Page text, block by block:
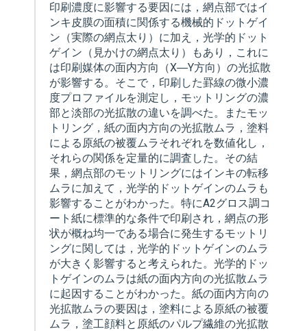
印刷濃度に影響する要因には，網点部ではイ
ンキ皮膜の面積に関係する機械的ドットゲイ
ン（実際の網点太り）に加え，光学的ドット
ゲイン（見かけの網点太り）もあり，これに
は印刷媒体の面内方向（X―Y方向）の光拡散
が影響する。そこで，印刷した罫線の微小濃
度プロファイルを測定し，モットリングの濃
部と淡部の光拡散の違いを調べた。またモッ
トリング，紙の面内方向の光拡散ムラ，塗料
による原紙の被覆ムラそれぞれを数値化し，
それらの関係を定量的に調査した。その結
果，網点部のモットリングにはインキの転移
ムラに加えて，光学的ドットゲインのムラも
影響することがわかった。特にA2グロス調コ
ート紙に標準的な条件で印刷され，網点の形
状が概ね均一である場合に発生するモットリ
ングに関しては，光学的ドットゲインのムラ
が大きく影響すると考えられた。光学的ドッ
トゲインのムラは紙の面内方向の光拡散ムラ
に起因することがわかった。紙の面内方向の
光拡散ムラの要因は，塗料による原紙の被覆
ムラ，塗工顔料と原紙のパルプ繊維の光拡散